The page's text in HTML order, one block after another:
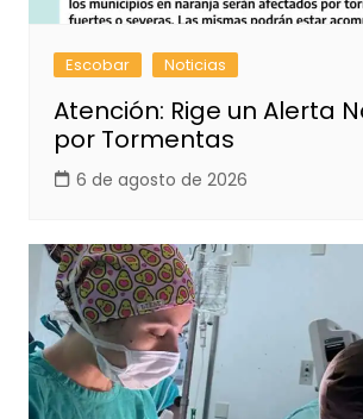
Escobar Noticias
Atención: Rige un Alerta
por Tormentas
6 de agosto de 2026